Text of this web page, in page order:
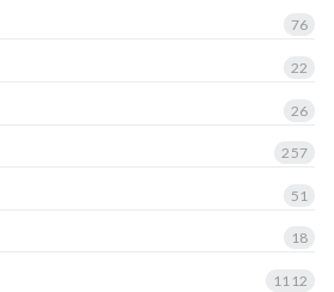
76
22
26
257
51
18
1112